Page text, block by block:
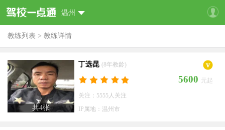
温州
教练列表 > 教练详情
共4张
丁选昆 (8年教龄)
5600 元起
关注：5555人关注
IP属地：温州市